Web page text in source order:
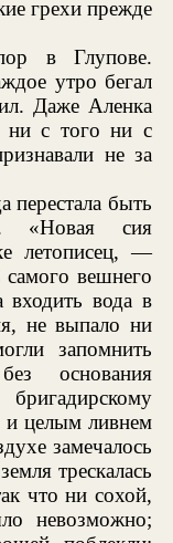
грехи прежде
в Глупове.
утро бегал
Даже Аленка
ни с того ни с
не за
перестала быть
«Новая сия
летописец, —
вешнего
вода в
не выпало ни
запомнить
основания
и целым ливнем
замечалось
трескалась
что ни сохой,
невозможно;